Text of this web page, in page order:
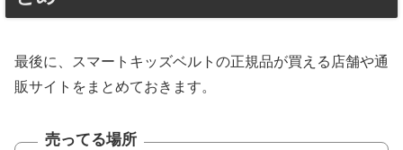
最後に、スマートキッズベルトの正規品が買える店舗や通
販サイトをまとめておきます。
売ってる場所